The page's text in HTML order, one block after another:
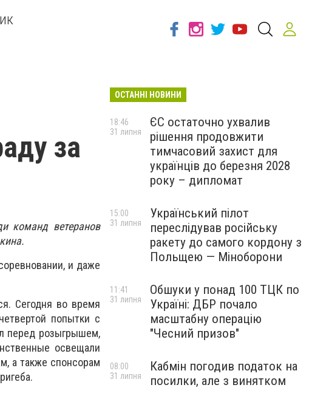
за
команд ветеранов
и даже
Сегодня во время
попытки с
перед розыгрышем,
освещали
а также спонсорам
ОСТАННІ НОВИНИ
ЄС остаточно ухвалив
рішення продовжити
тимчасовий захист для
українців до березня 2028
року – дипломат
18:46
31 липня
Український пілот
переслідував російську
ракету до самого кордону з
Польщею — Міноборони
15:00
31 липня
Обшуки у понад 100 ТЦК по
Україні: ДБР почало
масштабну операцію
"Чесний призов"
11:41
31 липня
Кабмін погодив податок на
посилки, але з винятком
08:00
31 липня